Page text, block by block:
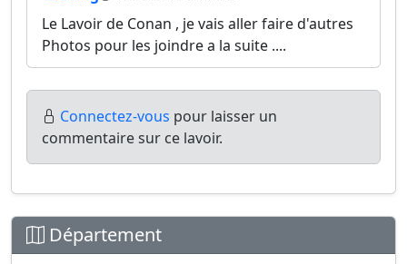
Le Lavoir de Conan , je vais aller faire d'autres
Photos pour les joindre a la suite ....
Connectez-vous pour laisser un
commentaire sur ce lavoir.
Département